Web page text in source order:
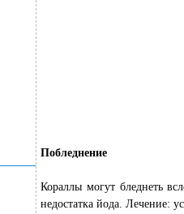
Побледнение
Кораллы могут бледнеть
недостатка йода. Лечение: